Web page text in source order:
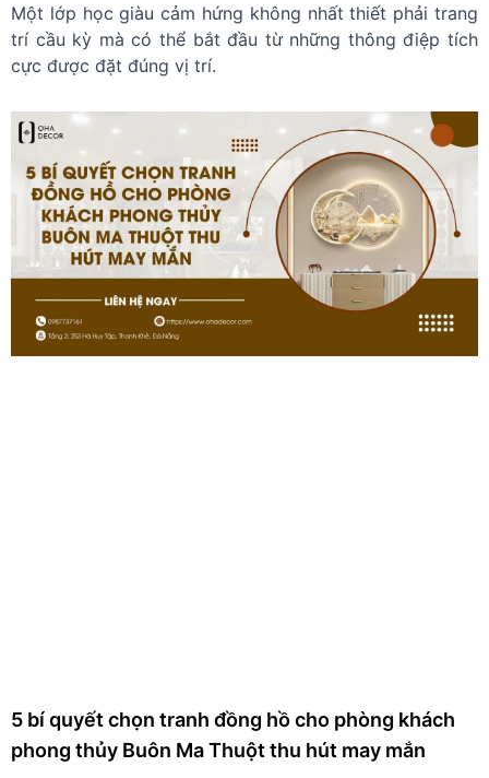
Một lớp học giàu cảm hứng không nhất thiết phải trang
trí cầu kỳ mà có thể bắt đầu từ những thông điệp tích
cực được đặt đúng vị trí.
5 bí quyết chọn tranh đồng hồ cho phòng khách
phong thủy Buôn Ma Thuột thu hút may mắn